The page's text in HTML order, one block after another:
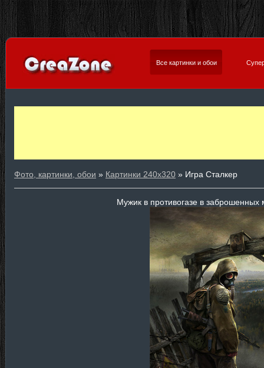
Все картинки и обои
Фото, картинки, обои » Картинки 240х320 » Игра Сталкер
Мужик в противогазе в заброшенных